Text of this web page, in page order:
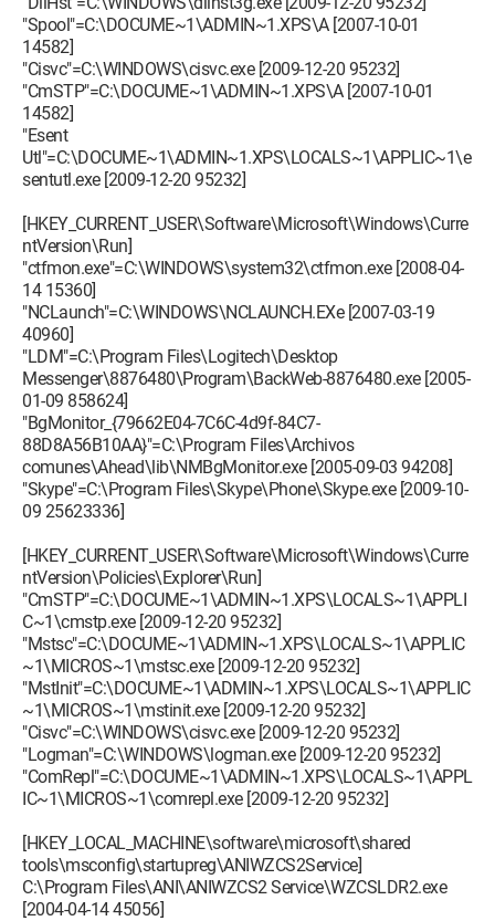
"Spool"=C:\DOCUME~1\ADMIN~1.XPS\A [2007-10-01
14582]
"Cisvc"=C:\WINDOWS\cisvc.exe [2009-12-20 95232]
"CmSTP"=C:\DOCUME~1\ADMIN~1.XPS\A [2007-10-01
14582]
"Esent
Utl"=C:\DOCUME~1\ADMIN~1.XPS\LOCALS~1\APPLIC~1\e
sentutl.exe [2009-12-20 95232]
[HKEY_CURRENT_USER\Software\Microsoft\Windows\Curre
ntVersion\Run]
"ctfmon.exe"=C:\WINDOWS\system32\ctfmon.exe [2008-04-
14 15360]
"NCLaunch"=C:\WINDOWS\NCLAUNCH.EXe [2007-03-19
40960]
"LDM"=C:\Program Files\Logitech\Desktop
Messenger\8876480\Program\BackWeb-8876480.exe [2005-
01-09 858624]
"BgMonitor_{79662E04-7C6C-4d9f-84C7-
88D8A56B10AA}"=C:\Program Files\Archivos
comunes\Ahead\lib\NMBgMonitor.exe [2005-09-03 94208]
"Skype"=C:\Program Files\Skype\Phone\Skype.exe [2009-10-
09 25623336]
[HKEY_CURRENT_USER\Software\Microsoft\Windows\Curre
ntVersion\Policies\Explorer\Run]
"CmSTP"=C:\DOCUME~1\ADMIN~1.XPS\LOCALS~1\APPLI
C~1\cmstp.exe [2009-12-20 95232]
"Mstsc"=C:\DOCUME~1\ADMIN~1.XPS\LOCALS~1\APPLIC
~1\MICROS~1\mstsc.exe [2009-12-20 95232]
"MstInit"=C:\DOCUME~1\ADMIN~1.XPS\LOCALS~1\APPLIC
~1\MICROS~1\mstinit.exe [2009-12-20 95232]
"Cisvc"=C:\WINDOWS\cisvc.exe [2009-12-20 95232]
"Logman"=C:\WINDOWS\logman.exe [2009-12-20 95232]
"ComRepl"=C:\DOCUME~1\ADMIN~1.XPS\LOCALS~1\APPL
IC~1\MICROS~1\comrepl.exe [2009-12-20 95232]
[HKEY_LOCAL_MACHINE\software\microsoft\shared
tools\msconfig\startupreg\ANIWZCS2Service]
C:\Program Files\ANI\ANIWZCS2 Service\WZCSLDR2.exe
[2004-04-14 45056]